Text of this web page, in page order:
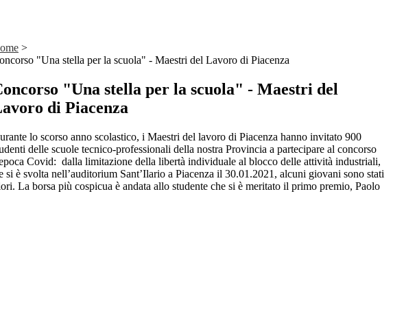
>
"Una stella per la scuola" - Maestri del Lavoro di Piacenza
"Una stella per la scuola" - Maestri del
di Piacenza
lo scorso anno scolastico, i Maestri del lavoro di Piacenza hanno invitato 900
delle scuole tecnico-professionali della nostra Provincia a partecipare al concorso
Covid: dalla limitazione della libertà individuale al blocco delle attività industriali,
è svolta nell’auditorium Sant’Ilario a Piacenza il 30.01.2021, alcuni giovani sono stati
La borsa più cospicua è andata allo studente che si è meritato il primo premio, Paolo